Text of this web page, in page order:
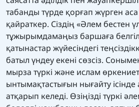
табанды түрде қорғап жүрген аса
қайраткер. Сіздің «Әлем бестен
тұжырымдамаңыз баршаға
қатынастар жүйесіндегі
батыл үндеу екені сөзсіз.
мырза түркі және ислам
ынтымақтастығын нығайту
атқарып келеді. Өзіңізді түркі